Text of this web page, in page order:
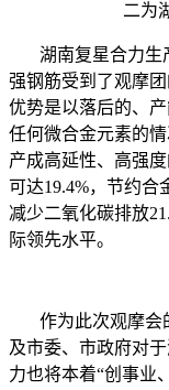
二为
湖南复星合力生
强钢筋受到了观摩
优势是以落后的、
任何微合金元素的
产成高延性、高强
可达19.4%，节约合
减少二氧化碳排放
际领先水平。
作为此次观摩会
及市委、市政府对
力也将本着“创事业